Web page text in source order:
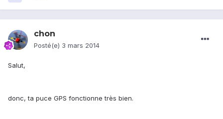
chon
Posté(e) 3 mars 2014
Salut,
donc, ta puce GPS fonctionne très bien.